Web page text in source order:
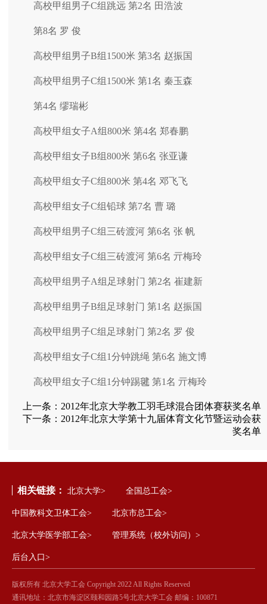
高校甲组男子C组跳远 第2名 田浩波
第8名 罗 俊
高校甲组男子B组1500米 第3名 赵振国
高校甲组男子C组1500米 第1名 秦玉森
第4名 缪瑞彬
高校甲组女子A组800米 第4名 郑春鹏
高校甲组女子B组800米 第6名 张亚谦
高校甲组女子C组800米 第4名 邓飞飞
高校甲组女子C组铅球 第7名 曹 璐
高校甲组男子C组三砖渡河 第6名 张 帆
高校甲组女子C组三砖渡河 第6名 亓梅玲
高校甲组男子A组足球射门 第2名 崔建新
高校甲组男子B组足球射门 第1名 赵振国
高校甲组男子C组足球射门 第2名 罗 俊
高校甲组女子C组1分钟跳绳 第6名 施文博
高校甲组女子C组1分钟踢毽 第1名 亓梅玲
上一条： 2012年北京大学教工羽毛球混合团体赛获奖名单
下一条： 2012年北京大学第十九届体育文化节暨运动会获
奖名单
相关链接： 北京大学> 全国总工会>
中国教科文卫体工会> 北京市总工会>
北京大学医学部工会> 管理系统（校外访问）>
后台入口>
版权所有 北京大学工会 Copyright 2022 All Rights Reserved
通讯地址：北京市海淀区颐和园路5号北京大学工会 邮编：100871